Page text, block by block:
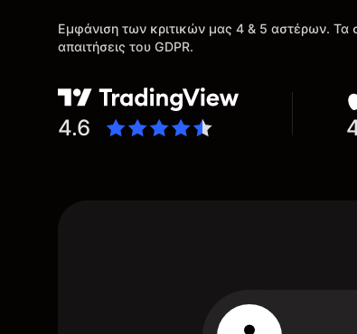
Εμφάνιση των κριτικών μας 4 & 5 αστέρων. Τα
απαιτήσεις του GDPR.
4.6